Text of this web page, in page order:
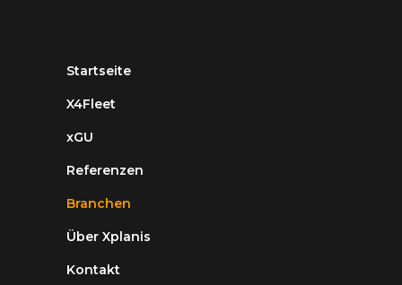
Startseite
X4Fleet
xGU
Referenzen
Branchen
Über Xplanis
Kontakt